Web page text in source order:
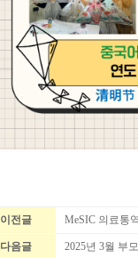
이전글 MeSIC 의료통
다음글 2025년 3월 부